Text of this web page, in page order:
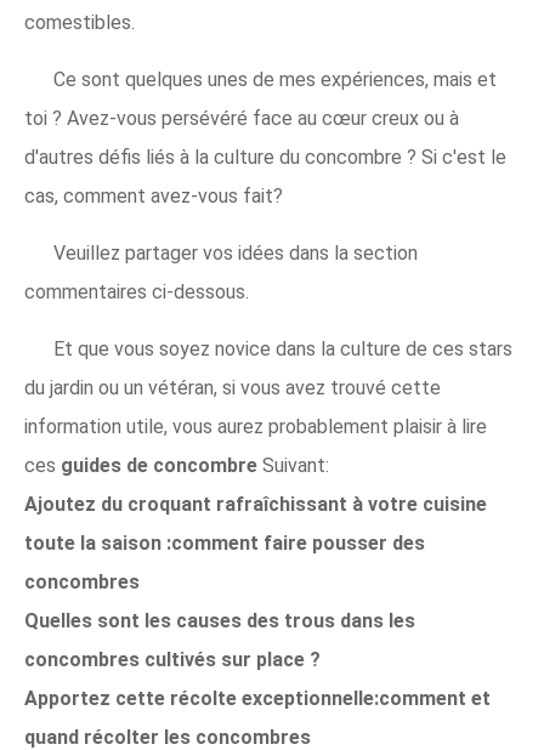
comestibles.
Ce sont quelques unes de mes expériences, mais et
toi ? Avez-vous persévéré face au cœur creux ou à
d'autres défis liés à la culture du concombre ? Si c'est le
cas, comment avez-vous fait?
Veuillez partager vos idées dans la section
commentaires ci-dessous.
Et que vous soyez novice dans la culture de ces stars
du jardin ou un vétéran, si vous avez trouvé cette
information utile, vous aurez probablement plaisir à lire
ces guides de concombre Suivant:
Ajoutez du croquant rafraîchissant à votre cuisine
toute la saison :comment faire pousser des
concombres
Quelles sont les causes des trous dans les
concombres cultivés sur place ?
Apportez cette récolte exceptionnelle:comment et
quand récolter les concombres